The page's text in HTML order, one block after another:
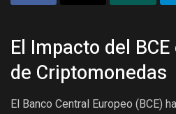
El Impacto del
de Criptomonedas
El Banco Central Europeo (BCE)